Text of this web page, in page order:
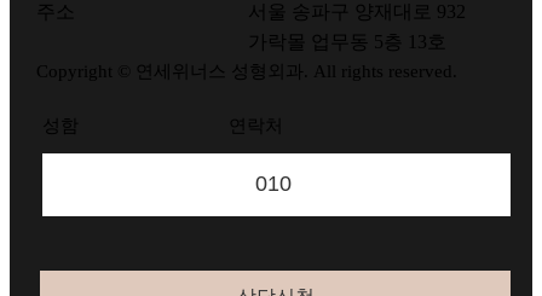
주소
서울 송파구 양재대로 932
가락몰 업무동 5층 13호
Copyright © 연세위너스 성형외과. All rights reserved.
성함 연락처